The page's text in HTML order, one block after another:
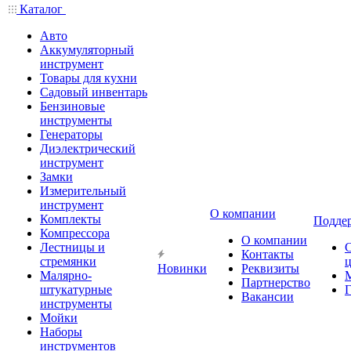
Каталог
Авто
Аккумуляторный
инструмент
Товары для кухни
Садовый инвентарь
Бензиновые
инструменты
Генераторы
Диэлектрический
инструмент
Замки
Измерительный
инструмент
Комплекты
Компрессора
Лестницы и
стремянки
Малярно-
штукатурные
инструменты
Мойки
Наборы
инструментов
Новинки
О компании
О компании
Контакты
Реквизиты
Партнерство
Вакансии